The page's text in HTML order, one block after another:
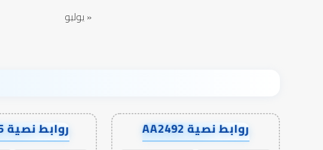
« يوليو
روابط نصية AA2492 روابط نصية AA49895